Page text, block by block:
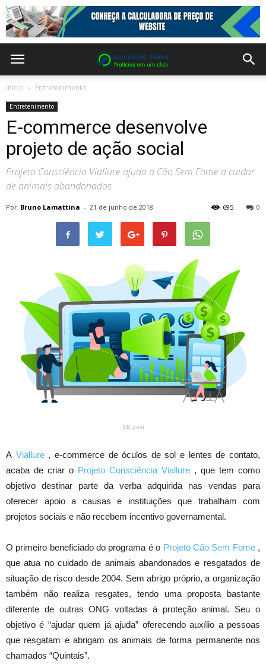
Inicio Entretenimento
Entretenimento
E-commerce desenvolve
projeto de ação social
Projeto Consciência Viallure ajuda a Cão Sem Fome a cuidar
de animais abandonados
Por Bruno Lamattina - 21 de junho de 2018 0
695
SB post
A Viallure , e-commerce de óculos de sol e lentes de contato,
acaba de criar o Projeto Consciência Viallure , que tem como
objetivo destinar parte da verba adquirida nas vendas para
oferecer apoio a causas e instituições que trabalham com
projetos sociais e não recebem incentivo governamental.
O primeiro beneficiado do programa é o Projeto Cão Sem Fome ,
que atua no cuidado de animais abandonados e resgatados de
situação de risco desde 2004. Sem abrigo próprio, a organização
também não realiza resgates, tendo uma proposta bastante
diferente de outras ONG voltadas à proteção animal. Seu o
objetivo é “ajudar quem já ajuda” oferecendo auxílio a pessoas
que resgatam e abrigam os animais de forma permanente nos
chamados “Quintais”.